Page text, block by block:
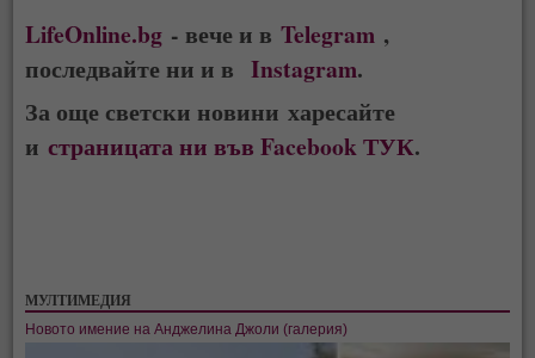
LifeOnline.bg - вече и вTelegram ,
последвайте ни и вInstagram.
За още светски новини харесайте
истраницата ни във Facebook ТУК.
МУЛТИМЕДИЯ
Новото имение на Анджелина Джоли (галерия)